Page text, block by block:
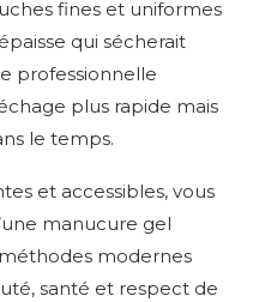
fines et uniformes
qui sécherait
professionnelle
plus rapide mais
le temps.
et accessibles, vous
manucure gel
modernes
santé et respect de